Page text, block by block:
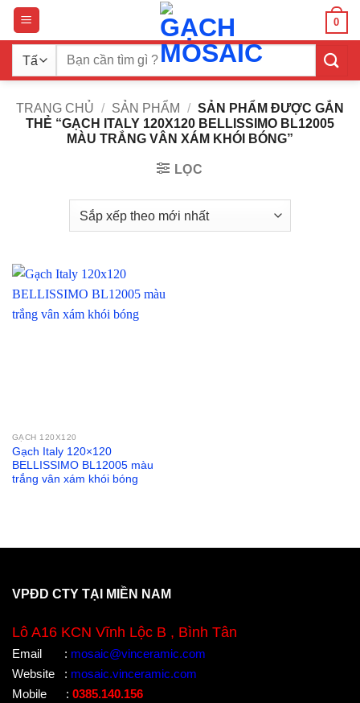
Bỏ
qua
nội
dung
0
Tìm
TRANG CHỦ / SẢN PHẨM / SẢN PHẨM ĐƯỢC GẮN
THẺ “GẠCH ITALY 120X120 BELLISSIMO BL12005
MÀU TRẮNG VÂN XÁM KHÓI BÓNG”
LỌC
GẠCH 120X120
Gạch Italy 120×120
BELLISSIMO BL12005 màu
trắng vân xám khói bóng
VPĐD CTY TẠI MIỀN NAM
Lô A16 KCN Vĩnh Lộc B , Bình Tân
Email : mosaic@vinceramic.com
Website
: mosaic.vinceramic.com
Mobile
: 0385.140.156